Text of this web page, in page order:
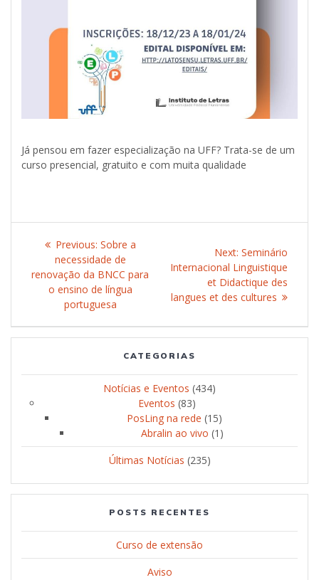
Já pensou em fazer especialização na UFF? Trata-se de um
curso presencial, gratuito e com muita qualidade
Post
navigation
Previous: Previous
post:
Sobre a
necessidade de
renovação da BNCC para
o ensino de língua
portuguesa
Next: Next
post:
Seminário
Internacional Linguistique
et Didactique des
langues et des cultures
CATEGORIAS
Notícias e Eventos (434)
Eventos (83)
PosLing na rede (15)
Abralin ao vivo (1)
Últimas Notícias (235)
POSTS RECENTES
Curso de extensão
Aviso